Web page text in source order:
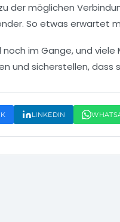
der möglichen
So etwas erwartet
im Gange, und
und sicherstellen, dass
LINKEDIN